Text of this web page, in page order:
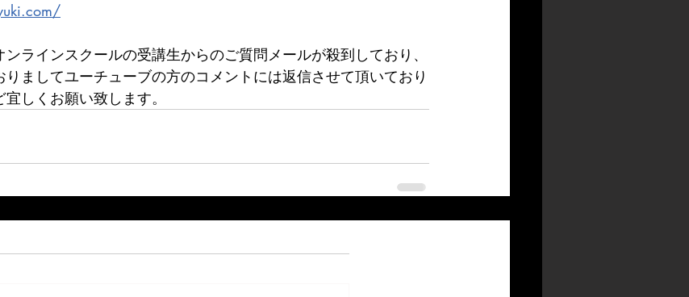
ラインスクールの受講生からのご質問メールが殺到しており、
ましてユーチューブの方のコメントには返信させて頂いており
しくお願い致します。